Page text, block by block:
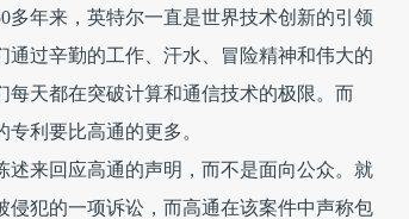
年来，英特尔一直是世界技术创新的引领
过辛勤的工作、汗水、冒险精神和伟大的
天都在突破计算和通信技术的极限。而
利要比高通的更多。
来回应高通的声明，而不是面向公众。就
犯的一项诉讼，而高通在该案件中声称包